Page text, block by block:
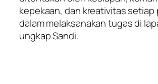
kepekaan, dan kreativitas setiap
dalam melaksanakan tugas di
ungkap Sandi.